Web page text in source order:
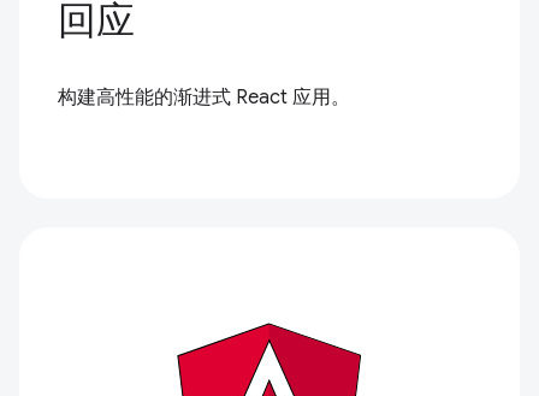
回应
构建高性能的渐进式 React 应用。